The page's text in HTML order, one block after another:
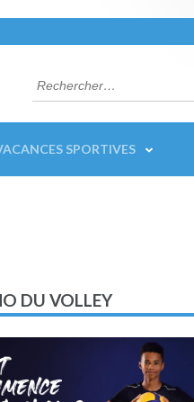
Rechercher :
SPORTIVES
DU VOLLEY